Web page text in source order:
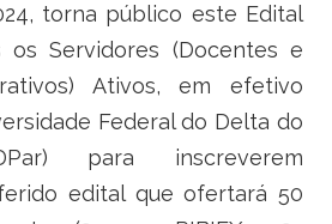
torna público este Edital
Servidores (Docentes e
Ativos, em efetivo
Federal do Delta do
para inscreverem
edital que ofertará 50